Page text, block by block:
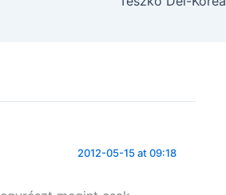
2012-05-15 at 09:18